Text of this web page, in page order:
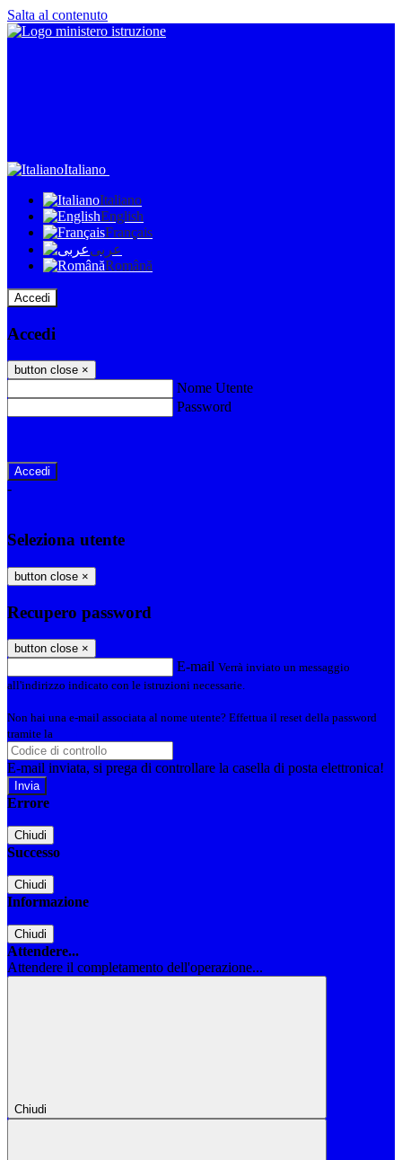
Salta al contenuto
Italiano
Italiano
English
Français
عربى
Română
Accedi
Accedi
button close ×
Nome Utente
Password
-
Seleziona utente
button close ×
Recupero password
button close ×
E-mail Verrà inviato un messaggio
all'indirizzo indicato con le istruzioni necessarie.
Non hai una e-mail associata al nome utente? Effettua il reset della password
tramite la
E-mail inviata, si prega di controllare la casella di posta elettronica!
Errore
Chiudi
Successo
Chiudi
Informazione
Chiudi
Attendere...
Attendere il completamento dell'operazione...
Chiudi